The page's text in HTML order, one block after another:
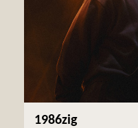
1986zig